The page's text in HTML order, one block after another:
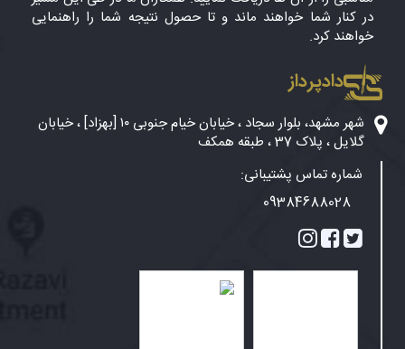
در کنار شما خواهند ماند و تا حصول نتیجه شما را راهنمایی
خواهند کرد.
دادپرداز
شهر مشهد، بلوار سجاد ، خیابان خیام جنوبی ۱۰ [بهزاد] ، خیابان
گلایل ، پلاک 37 ، طبقه همکف
شماره تماس پشتیبانی:
09384688028